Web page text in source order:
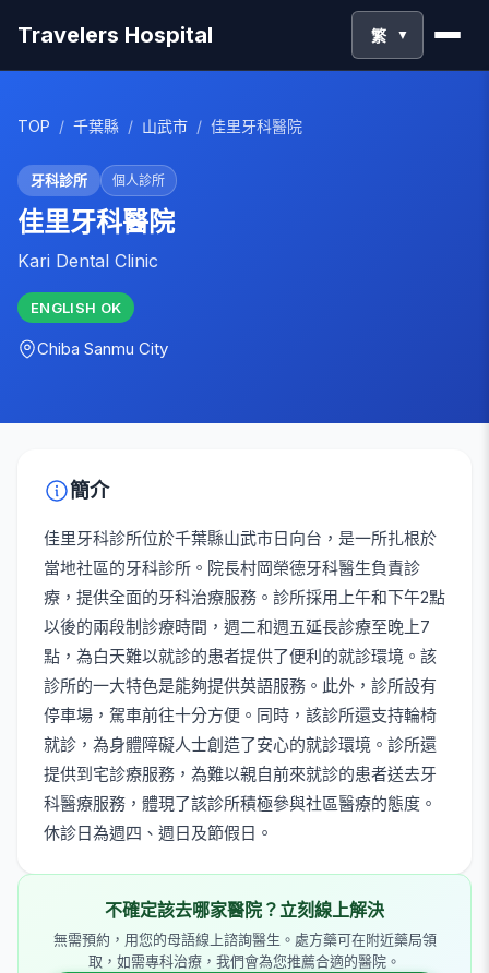
Travelers Hospital 繁 ▼
TOP / 千葉縣 / 山武市 / 佳里牙科醫院
牙科診所 個人診所
佳里牙科醫院
Kari Dental Clinic
ENGLISH OK
Chiba Sanmu City
簡介
佳里牙科診所位於千葉縣山武市日向台，是一所扎根於
當地社區的牙科診所。院長村岡榮德牙科醫生負責診
療，提供全面的牙科治療服務。診所採用上午和下午2點
以後的兩段制診療時間，週二和週五延長診療至晚上7
點，為白天難以就診的患者提供了便利的就診環境。該
診所的一大特色是能夠提供英語服務。此外，診所設有
停車場，駕車前往十分方便。同時，該診所還支持輪椅
就診，為身體障礙人士創造了安心的就診環境。診所還
提供到宅診療服務，為難以親自前來就診的患者送去牙
科醫療服務，體現了該診所積極參與社區醫療的態度。
休診日為週四、週日及節假日。
不確定該去哪家醫院？立刻線上解決
無需預約，用您的母語線上諮詢醫生。處方藥可在附近藥局領
取，如需專科治療，我們會為您推薦合適的醫院。